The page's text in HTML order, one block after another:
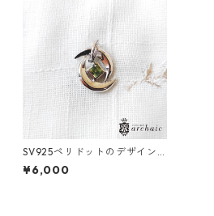
SV925ペリドットのデザイン
ペンダントトップ
¥6,000